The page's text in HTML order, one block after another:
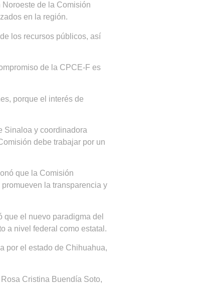
de la Comisión
en la región.
los recursos públicos, así
de la CPCE-F es
porque el interés de
Sinaloa y coordinadora
debe trabajar por un
que la Comisión
la transparencia y
el nuevo paradigma del
a nivel federal como estatal.
por el estado de Chihuahua,
Cristina Buendía Soto,